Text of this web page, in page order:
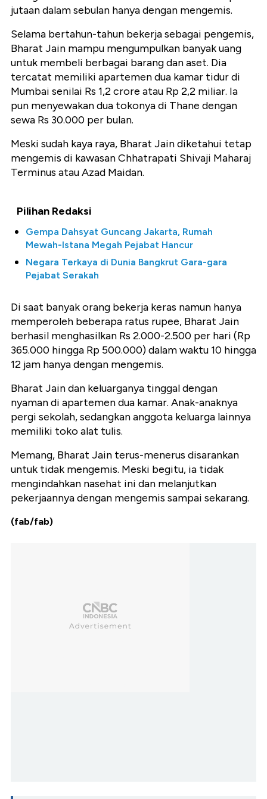
jutaan dalam sebulan hanya dengan mengemis.
Selama bertahun-tahun bekerja sebagai pengemis,
Bharat Jain mampu mengumpulkan banyak uang
untuk membeli berbagai barang dan aset. Dia
tercatat memiliki apartemen dua kamar tidur di
Mumbai senilai Rs 1,2 crore atau Rp 2,2 miliar. Ia
pun menyewakan dua tokonya di Thane dengan
sewa Rs 30.000 per bulan.
Meski sudah kaya raya, Bharat Jain diketahui tetap
mengemis di kawasan Chhatrapati Shivaji Maharaj
Terminus atau Azad Maidan.
Pilihan Redaksi
Gempa Dahsyat Guncang Jakarta, Rumah
Mewah-Istana Megah Pejabat Hancur
Negara Terkaya di Dunia Bangkrut Gara-gara
Pejabat Serakah
Di saat banyak orang bekerja keras namun hanya
memperoleh beberapa ratus rupee, Bharat Jain
berhasil menghasilkan Rs 2.000-2.500 per hari (Rp
365.000 hingga Rp 500.000) dalam waktu 10 hingga
12 jam hanya dengan mengemis.
Bharat Jain dan keluarganya tinggal dengan
nyaman di apartemen dua kamar. Anak-anaknya
pergi sekolah, sedangkan anggota keluarga lainnya
memiliki toko alat tulis.
Memang, Bharat Jain terus-menerus disarankan
untuk tidak mengemis. Meski begitu, ia tidak
mengindahkan nasehat ini dan melanjutkan
pekerjaannya dengan mengemis sampai sekarang.
(fab/fab)